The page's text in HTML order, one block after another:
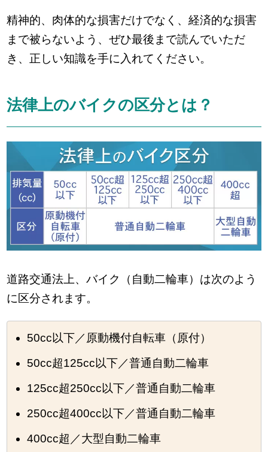
精神的、肉体的な損害だけでなく、経済的な損害
まで被らないよう、ぜひ最後まで読んでいただ
き、正しい知識を手に入れてください。
法律上のバイクの区分とは？
道路交通法上、バイク（自動二輪車）は次のよう
に区分されます。
50cc以下／原動機付自転車（原付）
50cc超125cc以下／普通自動二輪車
125cc超250cc以下／普通自動二輪車
250cc超400cc以下／普通自動二輪車
400cc超／大型自動二輪車